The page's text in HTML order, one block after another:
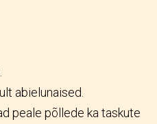
abielunaised.
peale põllede ka taskute